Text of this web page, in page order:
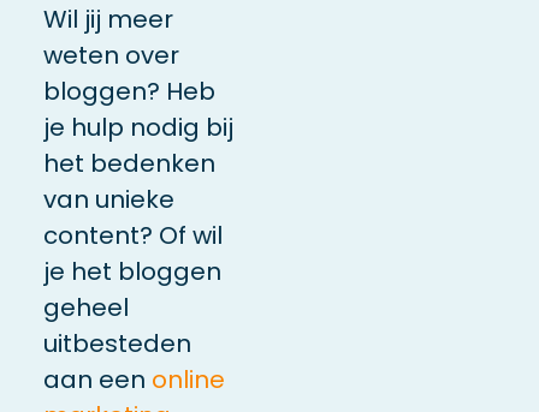
Wil jij meer
weten over
bloggen? Heb
je hulp nodig bij
het bedenken
van unieke
content? Of wil
je het bloggen
geheel
uitbesteden
aan een online